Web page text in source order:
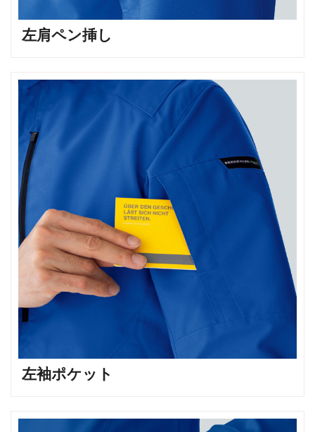
左肩ペン挿し
左袖ポケット